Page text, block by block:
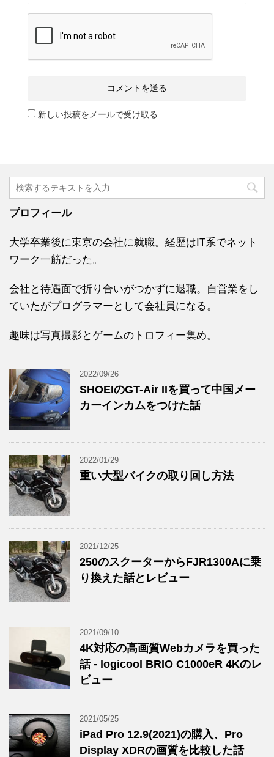
新しい投稿をメールで受け取る
プロフィール
大学卒業後に東京の会社に就職。経歴はIT系でネット
ワーク一筋だった。
会社と待遇面で折り合いがつかずに退職。自営業をし
ていたがプログラマーとして会社員になる。
趣味は写真撮影とゲームのトロフィー集め。
2022/09/26
SHOEIのGT-Air IIを買って中国メー
カーインカムをつけた話
2022/01/29
重い大型バイクの取り回し方法
2021/12/25
250のスクーターからFJR1300Aに乗
り換えた話とレビュー
2021/09/10
4K対応の高画質Webカメラを買った
話 - logicool BRIO C1000eR 4Kのレ
ビュー
2021/05/25
iPad Pro 12.9(2021)の購入、Pro
Display XDRの画質を比較した話